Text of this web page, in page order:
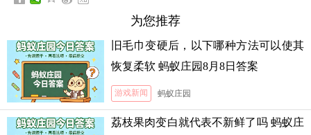
为您推荐
旧毛巾变硬后，以下哪种方法可以使其
恢复柔软 蚂蚁庄园8月8日答案
游戏新闻 蚂蚁庄园
荔枝果肉变白就代表不新鲜了吗 蚂蚁庄